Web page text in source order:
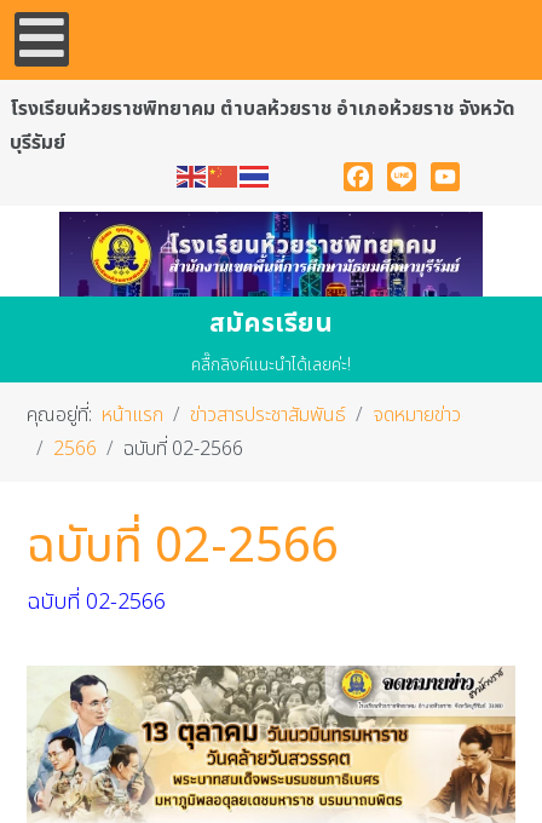
โรงเรียนห้วยราชพิทยาคม ตำบลห้วยราช อำเภอห้วยราช จังหวัด
บุรีรัมย์
Facebook
Line YouTube
สมัครเรียน
คลื๊กลิงค์แนะนำได้เลยค่ะ!
คุณอยู่ที่: หน้าแรก ข่าวสารประชาสัมพันธ์
จดหมายข่าว
2566
ฉบับที่ 02-2566
ฉบับที่ 02-2566
ฉบับที่ 02-2566